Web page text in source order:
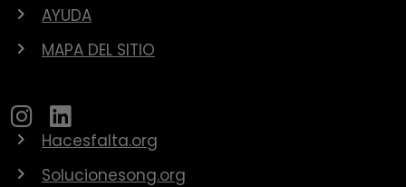
AYUDA
MAPA DEL SITIO
Hacesfalta.org
Solucionesong.org